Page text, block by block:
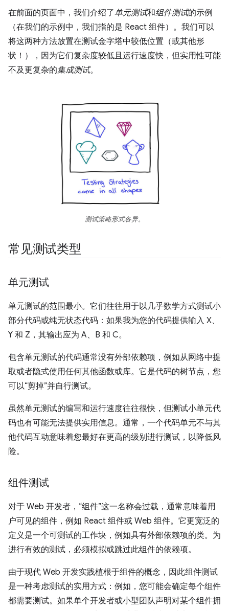
在前面的页面中，我们介绍了单元测试和组件测试的示例
（在我们的示例中，我们指的是 React 组件）。我们可以
将这两种方法放置在测试金字塔中较低位置（或其他形
状！），因为它们复杂度较低且运行速度快，但实用性可能
不及更复杂的集成测试。
测试策略形式各异。
常见测试类型
单元测试
单元测试的范围最小。它们往往用于以几乎数学方式测试小
部分代码或纯无状态代码：如果我为您的代码提供输入 X、
Y 和 Z，其输出应为 A、B 和 C。
包含单元测试的代码通常没有外部依赖项，例如从网络中提
取或者隐式使用任何其他函数或库。它是代码的树节点，您
可以“剪掉”并自行测试。
虽然单元测试的编写和运行速度往往很快，但测试小单元代
码也有可能无法提供实用信息。通常，一个代码单元不与其
他代码互动意味着您最好在更高的级别进行测试，以降低风
险。
组件测试
对于 Web 开发者，“组件”这一名称会过载，通常意味着用
户可见的组件，例如 React 组件或 Web 组件。它更宽泛的
定义是一个可测试的工作块，例如具有外部依赖项的类。为
进行有效的测试，必须模拟或跳过此组件的依赖项。
由于现代 Web 开发实践植根于组件的概念，因此组件测试
是一种考虑测试的实用方式：例如，您可能会确定每个组件
都需要测试。如果单个开发者或小型团队声明对某个组件拥